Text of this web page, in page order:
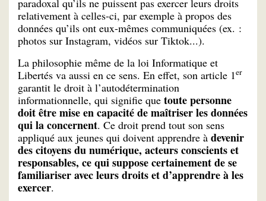
relativement à celles-ci, par exemple à propos des
données qu’ils ont eux-mêmes communiquées (ex. :
photos sur Instagram, vidéos sur Tiktok...).
La philosophie même de la loi Informatique et
Libertés va aussi en ce sens. En effet, son article 1er
garantit le droit à l’autodétermination
informationnelle, qui signifie que toute personne
doit être mise en capacité de maîtriser les données
qui la concernent. Ce droit prend tout son sens
appliqué aux jeunes qui doivent apprendre à devenir
des citoyens du numérique, acteurs conscients et
responsables, ce qui suppose certainement de se
familiariser avec leurs droits et d’apprendre à les
exercer.